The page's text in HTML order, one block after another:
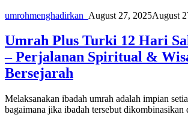
umrohmenghadirkan_ August 27, 2025August
Umrah Plus Turki 12 Hari
– Perjalanan Spiritual &
Bersejarah
Melaksanakan ibadah umrah adalah impian
bagaimana jika ibadah tersebut